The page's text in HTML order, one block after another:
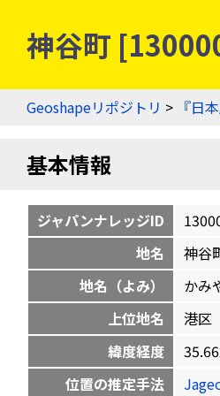
神谷町
Geoshapeリポジトリ > 『日
基本情報
ジャパンナレッジID
地名
神谷
地名（よみ）
かみ
上位地名
港区
緯度経度
位置の推定手法